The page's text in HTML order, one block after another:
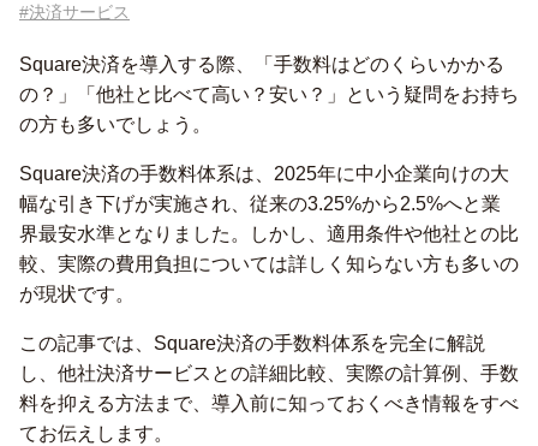
#決済サービス
Square決済を導入する際、「手数料はどのくらいかかる
の？」「他社と比べて高い？安い？」という疑問をお持ち
の方も多いでしょう。
Square決済の手数料体系は、2025年に中小企業向けの大
幅な引き下げが実施され、従来の3.25%から2.5%へと業
界最安水準となりました。しかし、適用条件や他社との比
較、実際の費用負担については詳しく知らない方も多いの
が現状です。
この記事では、Square決済の手数料体系を完全に解説
し、他社決済サービスとの詳細比較、実際の計算例、手数
料を抑える方法まで、導入前に知っておくべき情報をすべ
てお伝えします。